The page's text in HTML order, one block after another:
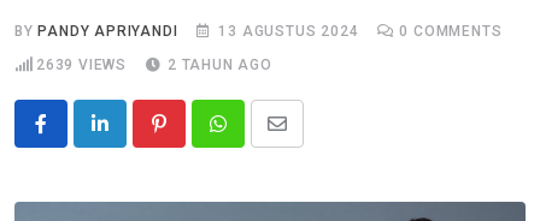
BY PANDY APRIYANDI 13 AGUSTUS 2024 0 COMMENTS
2639 VIEWS 2 TAHUN AGO
PinterestWhatsappShare
Email